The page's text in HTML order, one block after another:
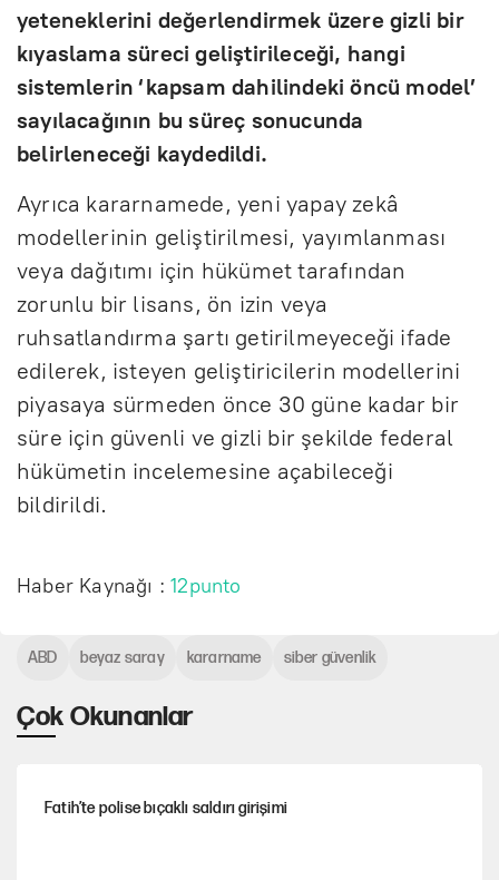
yeteneklerini değerlendirmek üzere gizli bir
kıyaslama süreci geliştirileceği, hangi
sistemlerin ‘kapsam dahilindeki öncü model’
sayılacağının bu süreç sonucunda
belirleneceği kaydedildi.
Ayrıca kararnamede, yeni yapay zekâ
modellerinin geliştirilmesi, yayımlanması
veya dağıtımı için hükümet tarafından
zorunlu bir lisans, ön izin veya
ruhsatlandırma şartı getirilmeyeceği ifade
edilerek, isteyen geliştiricilerin modellerini
piyasaya sürmeden önce 30 güne kadar bir
süre için güvenli ve gizli bir şekilde federal
hükümetin incelemesine açabileceği
bildirildi.
Haber Kaynağı :12punto
Çok Okunanlar
Fatih’te polise bıçaklı saldırı girişimi
ABD beyaz saray kararname siber güvenlik